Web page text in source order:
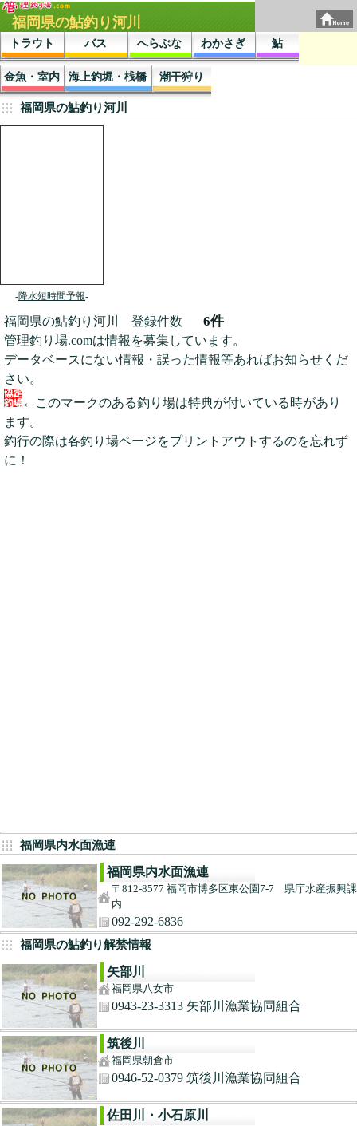
福岡県の鮎釣り河川
トラウト バス へらぶな わかさぎ 鮎
金魚・室内 海上釣堀・桟橋 潮干狩り
福岡県の鮎釣り河川
-降水短時間予報-
福岡県の鮎釣り河川 登録件数 6件
管理釣り場.comは情報を募集しています。
データベースにない情報・誤った情報等あればお知らせくだ
さい。
←このマークのある釣り場は特典が付いている時があり
ます。
釣行の際は各釣り場ページをプリントアウトするのを忘れず
に！
福岡県内水面漁連
福岡県内水面漁連
〒812-8577 福岡市博多区東公園7-7 県庁水産振興課
内
092-292-6836
福岡県の鮎釣り解禁情報
矢部川
福岡県八女市
0943-23-3313 矢部川漁業協同組合
筑後川
福岡県朝倉市
0946-52-0379 筑後川漁業協同組合
佐田川・小石原川